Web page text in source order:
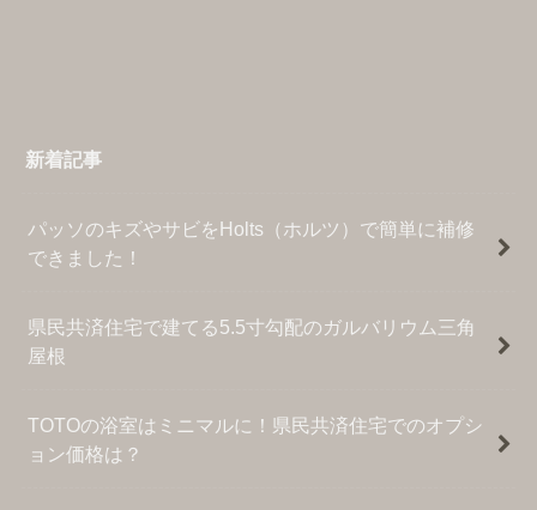
新着記事
パッソのキズやサビをHolts（ホルツ）で簡単に補修
できました！
県民共済住宅で建てる5.5寸勾配のガルバリウム三角
屋根
TOTOの浴室はミニマルに！県民共済住宅でのオプシ
ョン価格は？